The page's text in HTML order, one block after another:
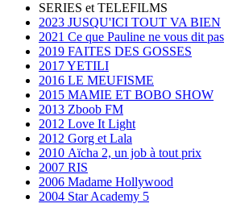
SERIES et TELEFILMS
2023 JUSQU'ICI TOUT VA BIEN
2021 Ce que Pauline ne vous dit pas
2019 FAITES DES GOSSES
2017 YETILI
2016 LE MEUFISME
2015 MAMIE ET BOBO SHOW
2013 Zboob FM
2012 Love It Light
2012 Gorg et Lala
2010 Aïcha 2, un job à tout prix
2007 RIS
2006 Madame Hollywood
2004 Star Academy 5